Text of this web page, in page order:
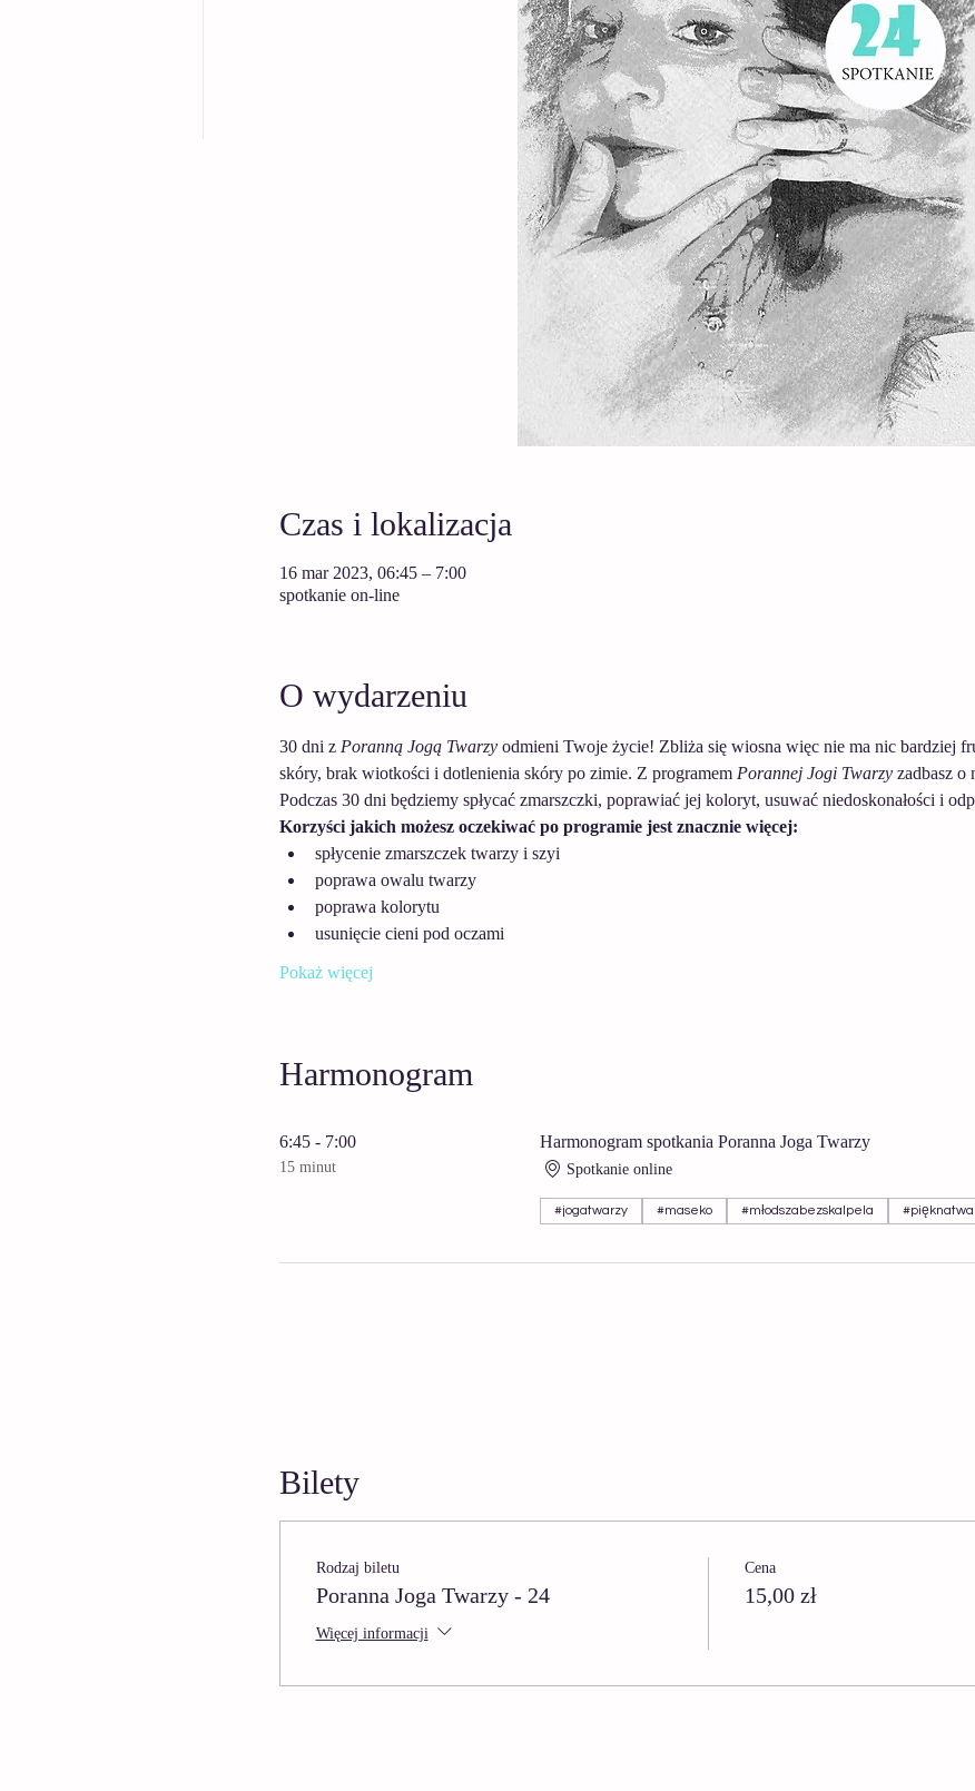
Czas i lokalizacja
16 mar 2023, 06:45 – 7:00
spotkanie on-line
O wydarzeniu
30 dni z Poranną Jogą Twarzy odmieni Twoje życie! Zbliża się wiosna więc nie ma nic bardziej
skóry, brak wiotkości i dotlenienia skóry po zimie. Z programem Porannej Jogi Twarzy zadbasz o
Podczas 30 dni będziemy spłycać zmarszczki, poprawiać jej koloryt, usuwać niedoskonałości i
Korzyści jakich możesz oczekiwać po programie jest znacznie więcej:
spłycenie zmarszczek twarzy i szyi
poprawa owalu twarzy
poprawa kolorytu
usunięcie cieni pod oczami
Pokaż więcej
Harmonogram
6:45 - 7:00
15 minut
Harmonogram spotkania Poranna Joga Twarzy
Spotkanie online
#jogatwarzy #maseko #młodszabezskalpela
Bilety
Rodzaj biletu
Poranna Joga Twarzy - 24
Więcej informacji
Cena
15,00 zł